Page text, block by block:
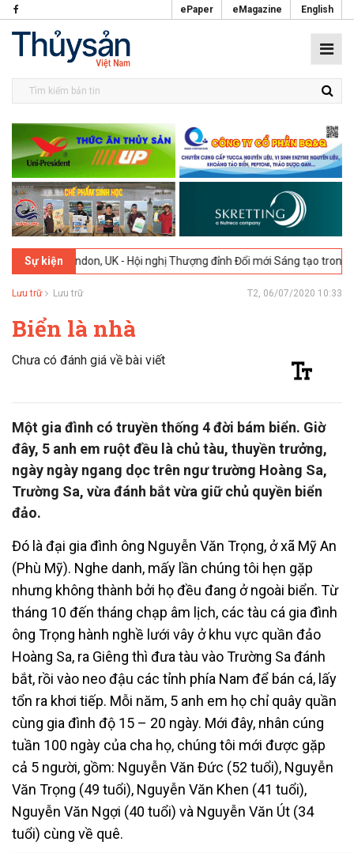
ePaper eMagazine English
Sự kiện
London, UK - Hội nghị Thượng đỉnh Đổi mới Sáng tạo trong Ngành
Lưu trữ Lưu trữ T2, 06/07/2020 10:33
Biển là nhà
Chưa có đánh giá về bài viết
Một gia đình có truyền thống 4 đời bám biển. Giờ
đây, 5 anh em ruột đều là chủ tàu, thuyền trưởng,
ngày ngày ngang dọc trên ngư trường Hoàng Sa,
Trường Sa, vừa đánh bắt vừa giữ chủ quyền biển
đảo.
Đó là đại gia đình ông Nguyễn Văn Trọng, ở xã Mỹ An
(Phù Mỹ). Nghe danh, mấy lần chúng tôi hẹn gặp
nhưng không thành bởi họ đều đang ở ngoài biển. Từ
tháng 10 đến tháng chạp âm lịch, các tàu cá gia đình
ông Trọng hành nghề lưới vây ở khu vực quần đảo
Hoàng Sa, ra Giêng thì đưa tàu vào Trường Sa đánh
bắt, rồi vào neo đậu các tỉnh phía Nam để bán cá, lấy
tổn ra khơi tiếp. Mỗi năm, 5 anh em họ chỉ quây quần
cùng gia đình độ 15 – 20 ngày. Mới đây, nhân cúng
tuần 100 ngày của cha họ, chúng tôi mới được gặp
cả 5 người, gồm: Nguyễn Văn Đức (52 tuổi), Nguyễn
Văn Trọng (49 tuổi), Nguyễn Văn Khen (41 tuổi),
Nguyễn Văn Ngợi (40 tuổi) và Nguyễn Văn Út (34
tuổi) cùng về quê.